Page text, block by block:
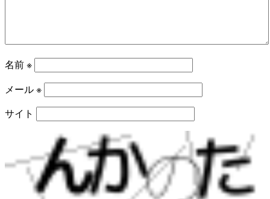
名前※
メール※
サイト